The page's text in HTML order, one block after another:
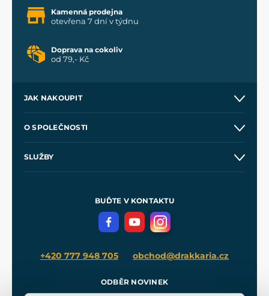
Kamenná prodejna
otevřena 7 dní v týdnu
Doprava na cokoliv
od 79,- Kč
JAK NAKOUPIT
Velkoobchod
O SPOLEČNOSTI
SLUŽBY
Meče pro Kingdom Come
BUĎTE V KONTAKTU
+420 777 948 705 obchod@drakkaria.cz
ODBĚR NOVINEK